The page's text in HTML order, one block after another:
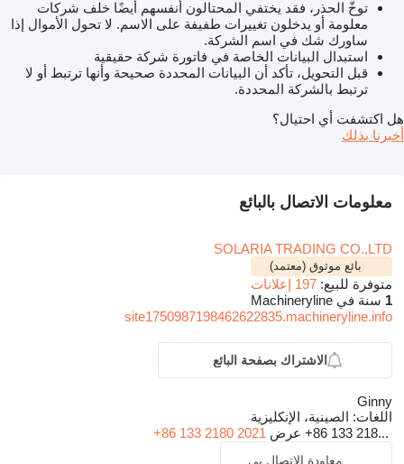
توخّ الحذر، فقد يختفي المحتالون أنفسهم أيضًا خلف شركات
معلومة أو يدخلون تغييرات طفيفة على الاسم. لا تحول الأموال إذا
ساورك شك في اسم الشركة.
استبدال البيانات الخاصة في فاتورة شركة حقيقية
قبل التحويل، تأكد أن البيانات المحددة صحيحة وأنها ترتبط أو لا
ترتبط بالشركة المحددة.
هل اكتشفت أي احتيال؟
أخبرنا بذلك
معلومات الاتصال بالبائع
SOLARIA TRADING CO.,LTD
بائع موثوق (معتمد)
متوفرة للبيع: 197 إعلانات
1 سنة في Machineryline
site1750987198462622835.machineryline.info
الاشتراك بصفحة البائع
Ginny
اللغات: الصينية، الإنكليزية
+86 133 218... عرض +86 133 2180 2021
معاودة الاتصال بي